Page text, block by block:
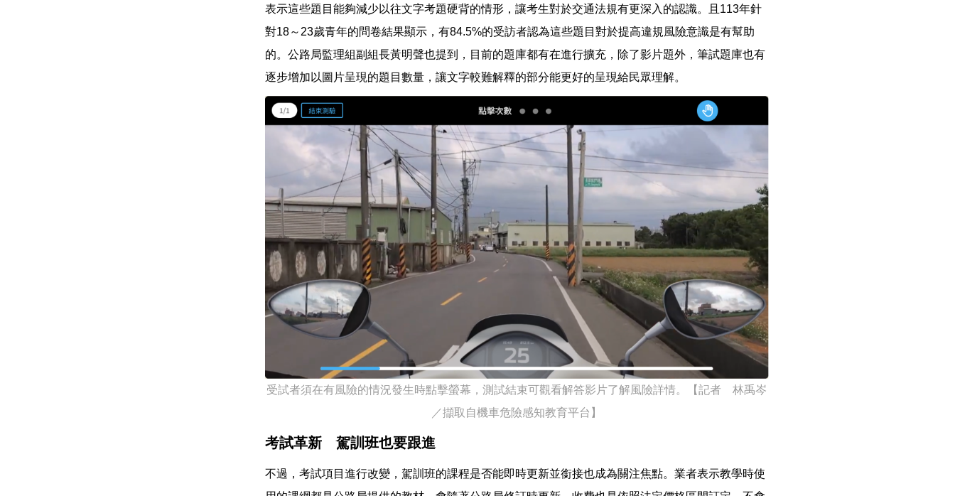
表示這些題目能夠減少以往文字考題硬背的情形，讓考生對於交通法規有更深入的認識。且113年針
對18～23歲青年的問卷結果顯示，有84.5%的受訪者認為這些題目對於提高違規風險意識是有幫助
的。公路局監理組副組長黃明聲也提到，目前的題庫都有在進行擴充，除了影片題外，筆試題庫也有
逐步增加以圖片呈現的題目數量，讓文字較難解釋的部分能更好的呈現給民眾理解。
受試者須在有風險的情況發生時點擊螢幕，測試結束可觀看解答影片了解風險詳情。【記者 林禹岑
／擷取自機車危險感知教育平台】
考試革新 駕訓班也要跟進
不過，考試項目進行改變，駕訓班的課程是否能即時更新並銜接也成為關注焦點。業者表示教學時使